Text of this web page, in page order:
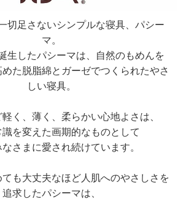
切足さないシンプルな寝具、パシー
マ。
生したパシーマは、自然のもめんを
た脱脂綿とガーゼでつくられたやさ
しい寝具。
く、薄く、柔らかい心地よさは、
を変えた画期的なものとして
さまに愛され続けています。
も大丈夫なほど人肌へのやさしさを
追求したパシーマは、